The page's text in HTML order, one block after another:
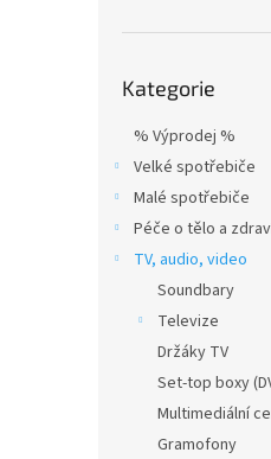
kategorie
Kategorie
% Výprodej %
Velké spotřebiče
Malé spotřebiče
Péče o tělo a
TV, audio, video
Soundbary
Televize
Držáky TV
Set-top boxy
Multimediální
Gramofony